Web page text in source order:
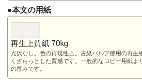
●本文の用紙
再生上質紙 70kg
光沢なし。色の再現性△。古紙パルプ使用の再生
くざらっとした質感です。一般的なコピー用紙よ
の厚みです。